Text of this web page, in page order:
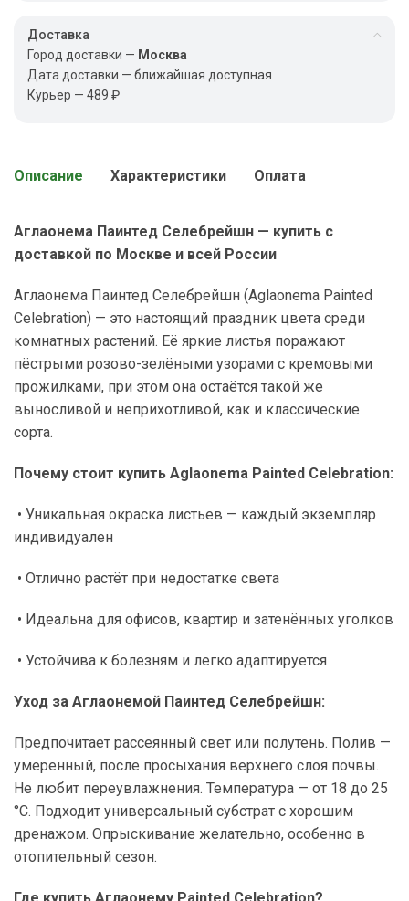
Доставка
Город доставки — Москва
Дата доставки — ближайшая доступная
Курьер — 489 ₽
Описание Характеристики Оплата
Аглаонема Паинтед Селебрейшн — купить с
доставкой по Москве и всей России
Аглаонема Паинтед Селебрейшн (Aglaonema Painted
Celebration) — это настоящий праздник цвета среди
комнатных растений. Её яркие листья поражают
пёстрыми розово-зелёными узорами с кремовыми
прожилками, при этом она остаётся такой же
выносливой и неприхотливой, как и классические
сорта.
Почему стоит купить Aglaonema Painted Celebration:
• Уникальная окраска листьев — каждый экземпляр
индивидуален
• Отлично растёт при недостатке света
• Идеальна для офисов, квартир и затенённых уголков
• Устойчива к болезням и легко адаптируется
Уход за Аглаонемой Паинтед Селебрейшн:
Предпочитает рассеянный свет или полутень. Полив —
умеренный, после просыхания верхнего слоя почвы.
Не любит переувлажнения. Температура — от 18 до 25
°C. Подходит универсальный субстрат с хорошим
дренажом. Опрыскивание желательно, особенно в
отопительный сезон.
Где купить Аглаонему Painted Celebration?